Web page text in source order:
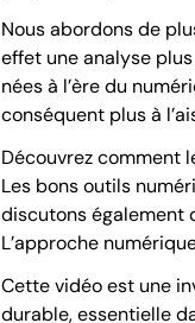
Nous abordons de
effet une analyse
nées à l’ère du
conséquent plus à
Découvrez comment
Les bons outils
discutons également
L’approche
Cette vidéo est une
durable, essentielle